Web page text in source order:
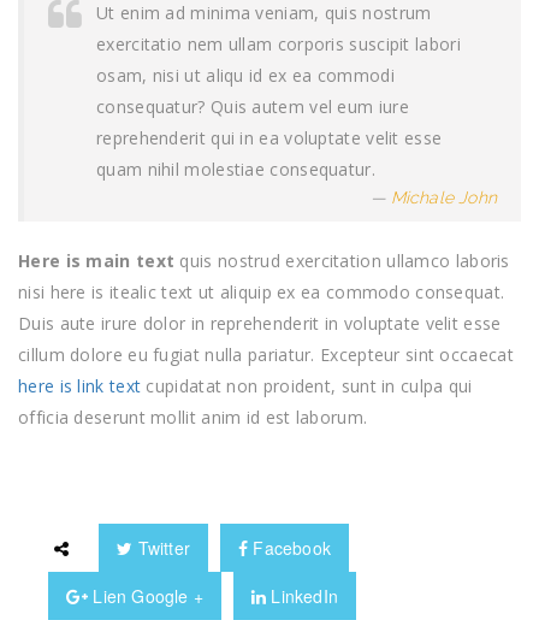
Ut enim ad minima veniam, quis nostrum
exercitatio nem ullam corporis suscipit labori
osam, nisi ut aliqu id ex ea commodi
consequatur? Quis autem vel eum iure
reprehenderit qui in ea voluptate velit esse
quam nihil molestiae consequatur.
Michale John
Here is main text quis nostrud exercitation ullamco laboris
nisi here is itealic text ut aliquip ex ea commodo consequat.
Duis aute irure dolor in reprehenderit in voluptate velit esse
cillum dolore eu fugiat nulla pariatur. Excepteur sint occaecat
here is link text cupidatat non proident, sunt in culpa qui
officia deserunt mollit anim id est laborum.
Twitter
Facebook
Lien Google +
LinkedIn